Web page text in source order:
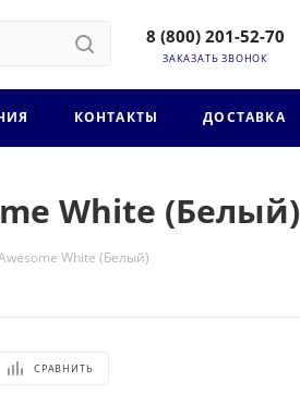
8 (800) 201-52-70
ЗАКАЗАТЬ ЗВОНОК
КОНТАКТЫ ДОСТАВКА
White (Белый)
White (Белый)
СРАВНИТЬ